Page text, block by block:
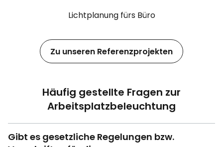
Lichtplanung fürs Büro
Zu unseren Referenzprojekten
Häufig gestellte Fragen zur
Arbeitsplatzbeleuchtung
Gibt es gesetzliche Regelungen bzw.